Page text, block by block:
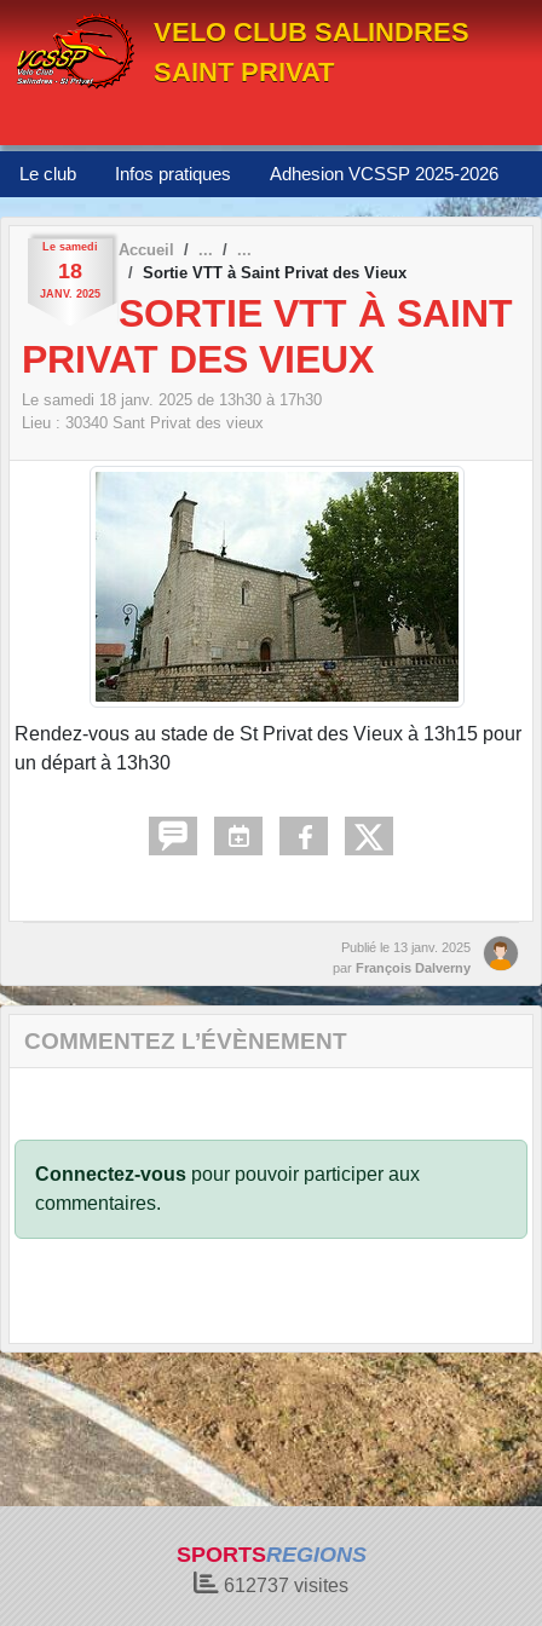
VELO CLUB SALINDRES
SAINT PRIVAT
Le club Infos pratiques Adhesion VCSSP 2025-2026
Le samedi
18
JANV. 2025
Accueil
Sortie VTT à Saint Privat des Vieux
SORTIE VTT À SAINT
PRIVAT DES VIEUX
Le samedi 18 janv. 2025 de 13h30 à 17h30
Lieu : 30340 Sant Privat des vieux
Rendez-vous au stade de St Privat des Vieux à 13h15 pour
un départ à 13h30
Publié le 13 janv. 2025
par François Dalverny
COMMENTEZ L’ÉVÈNEMENT
Connectez-vous pour pouvoir participer aux
commentaires.
SPORTSREGIONS
612737 visites
Panneau de gestion des cookies